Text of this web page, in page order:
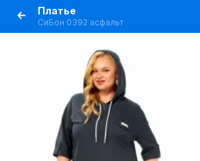
Платье
СиБон 0392 асфальт